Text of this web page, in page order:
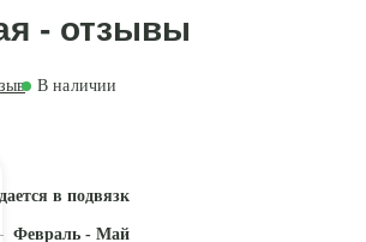
- отзывы
В наличии
в подвязке и пасынковании
Февраль - Май